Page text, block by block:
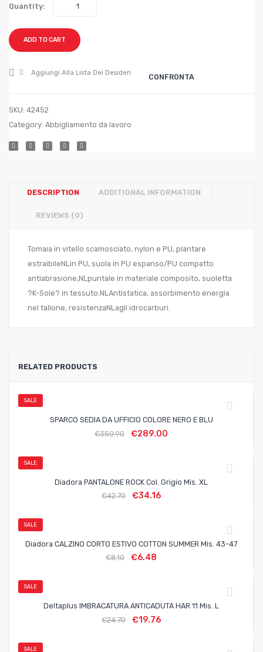
Quantity:
ADD TO CART
Aggiungi Alla Lista Dei Desideri CONFRONTA
SKU: 42452
Category: Abbigliamento da lavoro
DESCRIPTION ADDITIONAL INFORMATION
REVIEWS (0)
Tomaia in vitello scamosciato, nylon e PU, plantare
estraibileNLin PU, suola in PU espanso/PU compatto
antiabrasione,NLpuntale in materiale composito, suoletta
?K-Sole? in tessuto.NLAntistatica, assorbimento energia
nel tallone, resistenzaNLagli idrocarburi.
RELATED PRODUCTS
SALE
SPARCO SEDIA DA UFFICIO COLORE NERO E BLU
€350.90 €289.00
SALE
Diadora PANTALONE ROCK Col. Grigio Mis. XL
€42.70 €34.16
SALE
Diadora CALZINO CORTO ESTIVO COTTON SUMMER Mis. 43-47
€8.10 €6.48
SALE
Deltaplus IMBRACATURA ANTICADUTA HAR 11 Mis. L
€24.70 €19.76
SALE